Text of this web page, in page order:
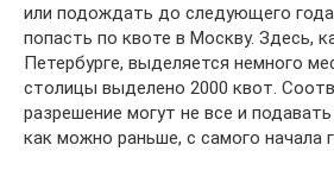
или подождать до следующего
попасть по квоте в Москву. Здесь,
Петербурге, выделяется немного
столицы выделено 2000 квот.
разрешение могут не все и
как можно раньше, с самого начала